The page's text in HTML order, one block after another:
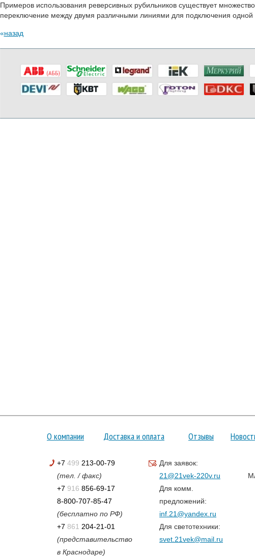
Примеров использования реверсивных рубильников существует
переключение между двумя различными линиями для подключения одной
назад
О компании Доставка и оплата Отзывы
+7 499 213-00-79
(тел. / факс)
+7 916 856-69-17
8-800-707-85-47
(бесплатно по РФ)
+7 861 204-21-01
(представительство
в Краснодаре)
Для заявок:
21@21vek-220v.ru
Для комм.
предложений:
inf.21@yandex.ru
Для светотехники:
svet.21vek@mail.ru